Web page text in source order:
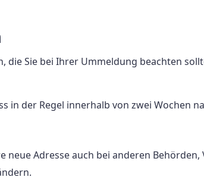
Sie bei Ihrer Ummeldung beachten
in der Regel innerhalb von zwei Wochen
neue Adresse auch bei anderen Behörden,